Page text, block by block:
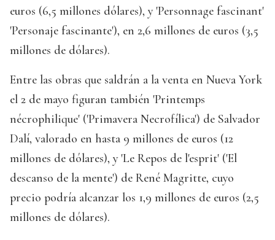
euros (6,5 millones dólares), y 'Personnage fascinant'
'Personaje fascinante'), en 2,6 millones de euros (3,5
millones de dólares).
Entre las obras que saldrán a la venta en Nueva York
el 2 de mayo figuran también 'Printemps
nécrophilique' ('Primavera Necrofílica') de Salvador
Dalí, valorado en hasta 9 millones de euros (12
millones de dólares), y 'Le Repos de l'esprit' ('El
descanso de la mente') de René Magritte, cuyo
precio podría alcanzar los 1,9 millones de euros (2,5
millones de dólares).